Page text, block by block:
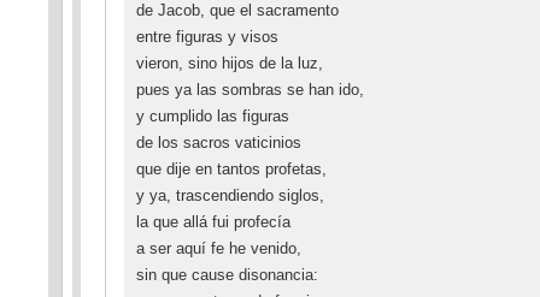
de Jacob, que el sacramento
entre figuras y visos
vieron, sino hijos de la luz,
pues ya las sombras se han ido,
y cumplido las figuras
de los sacros vaticinios
que dije en tantos profetas,
y ya, trascendiendo siglos,
la que allá fui profecía
a ser aquí fe he venido,
sin que cause disonancia: